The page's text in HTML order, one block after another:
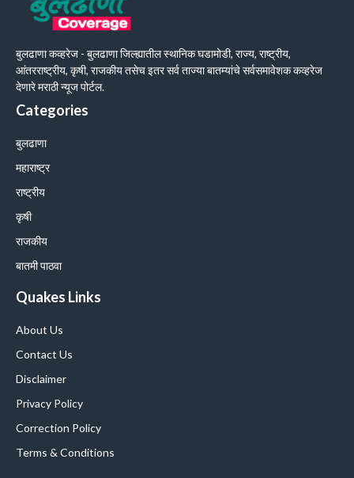
बुलढाणा कव्हरेज - बुलढाणा जिल्ह्यातील स्थानिक घडामोडी, राज्य, राष्ट्रीय,
आंतरराष्ट्रीय, कृषी, राजकीय तसेच इतर सर्व ताज्या बातम्यांचे सर्वसमावेशक कव्हरेज
देणारे मराठी न्यूज पोर्टल.
Categories
बुलढाणा
महाराष्ट्र
राष्ट्रीय
कृषी
राजकीय
बातमी पाठवा
Quakes Links
About Us
Contact Us
Disclaimer
Privacy Policy
Correction Policy
Terms & Conditions